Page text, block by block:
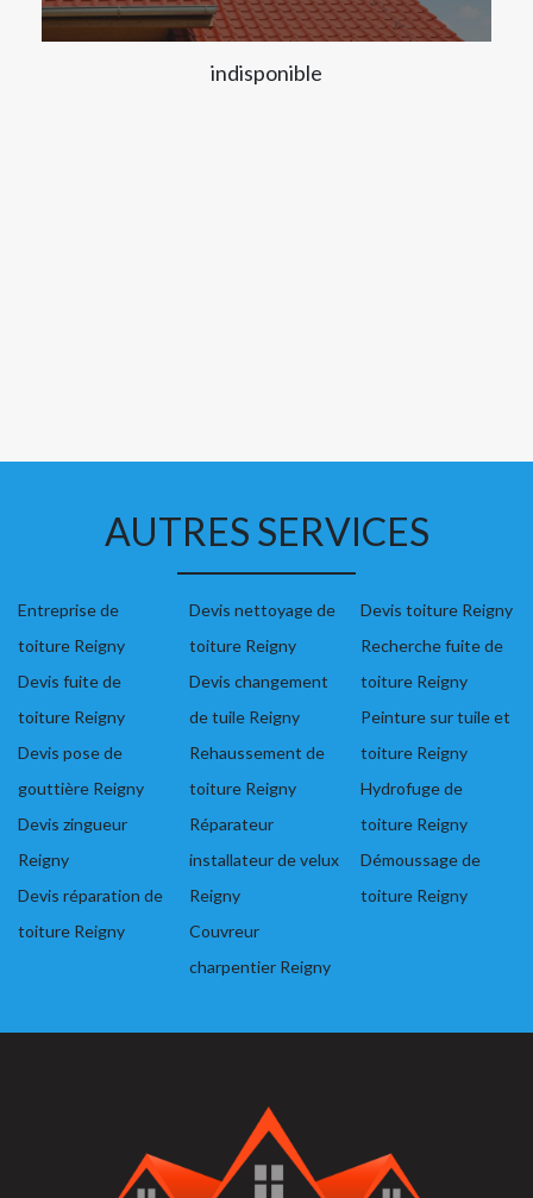
indisponible
AUTRES SERVICES
Entreprise de
toiture Reigny
Devis fuite de
toiture Reigny
Devis pose de
gouttière Reigny
Devis zingueur
Reigny
Devis réparation de
toiture Reigny
Devis nettoyage de
toiture Reigny
Devis changement
de tuile Reigny
Rehaussement de
toiture Reigny
Réparateur
installateur de velux
Reigny
Couvreur
charpentier Reigny
Devis toiture Reigny
Recherche fuite de
toiture Reigny
Peinture sur tuile et
toiture Reigny
Hydrofuge de
toiture Reigny
Démoussage de
toiture Reigny